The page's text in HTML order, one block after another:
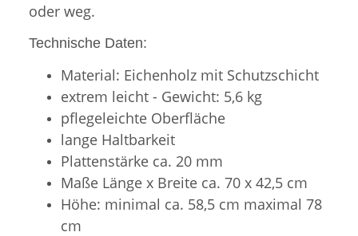
oder weg.
Technische Daten:
Material: Eichenholz mit Schutzschicht
extrem leicht - Gewicht: 5,6 kg
pflegeleichte Oberfläche
lange Haltbarkeit
Plattenstärke ca. 20 mm
Maße Länge x Breite ca. 70 x 42,5 cm
Höhe: minimal ca. 58,5 cm maximal 78
cm